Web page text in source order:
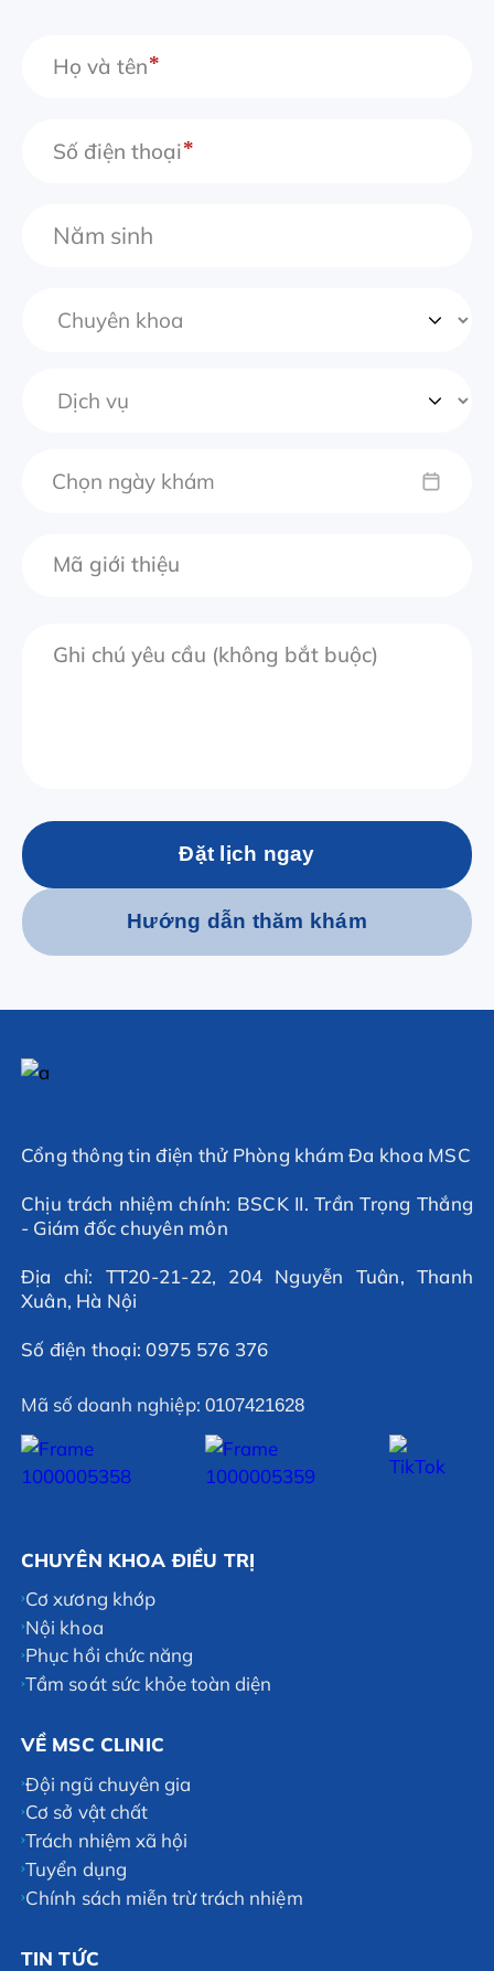
Họ và tên
Số điện thoại
Chọn ngày khám
Đặt lịch ngay
Hướng dẫn thăm khám
Cổng thông tin điện thử Phòng khám Đa khoa MSC
Chịu trách nhiệm chính: BSCK II. Trần Trọng Thắng
- Giám đốc chuyên môn
Địa chỉ: TT20-21-22, 204 Nguyễn Tuân, Thanh
Xuân, Hà Nội
Số điện thoại: 0975 576 376
Mã số doanh nghiệp: 0107421628
CHUYÊN KHOA ĐIỀU TRỊ
Cơ xương khớp
Nội khoa
Phục hồi chức năng
Tầm soát sức khỏe toàn diện
VỀ MSC CLINIC
Đội ngũ chuyên gia
Cơ sở vật chất
Trách nhiệm xã hội
Tuyển dụng
Chính sách miễn trừ trách nhiệm
TIN TỨC